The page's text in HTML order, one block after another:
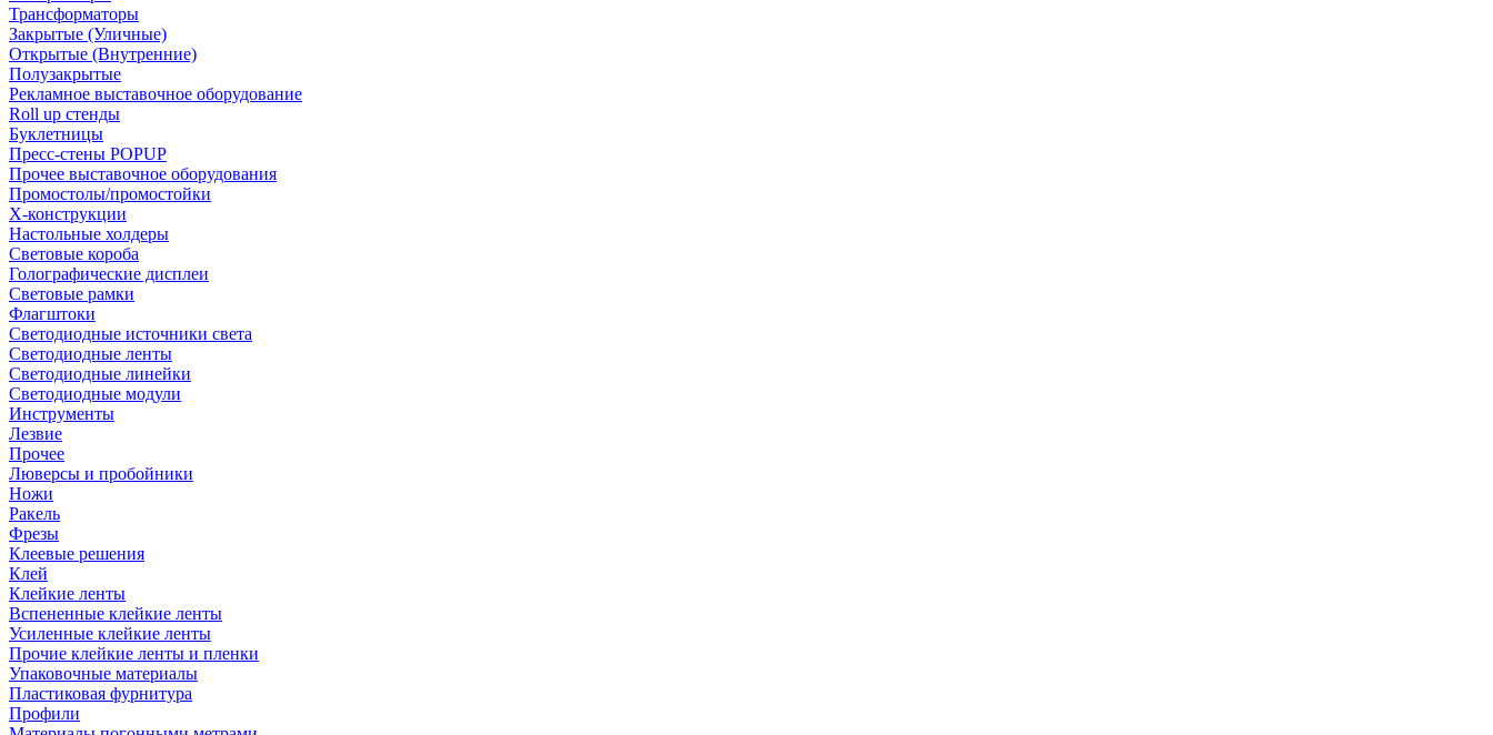
Трансформаторы
Закрытые (Уличные)
Открытые (Внутренние)
Полузакрытые
Рекламное выставочное оборудование
Roll up стенды
Буклетницы
Пресс-стены POPUP
Прочее выставочное оборудования
Промостолы/промостойки
Х-конструкции
Настольные холдеры
Световые короба
Голографические дисплеи
Световые рамки
Флагштоки
Светодиодные источники света
Светодиодные ленты
Светодиодные линейки
Светодиодные модули
Инструменты
Лезвие
Прочее
Люверсы и пробойники
Ножи
Ракель
Фрезы
Клеевые решения
Клей
Клейкие ленты
Вспененные клейкие ленты
Усиленные клейкие ленты
Прочие клейкие ленты и пленки
Упаковочные материалы
Пластиковая фурнитура
Профили